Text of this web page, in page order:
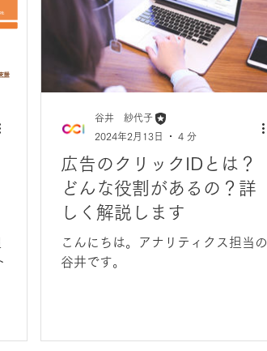
谷井 紗代子
2024年2月13日
4 分
広告のクリックIDとは？
どんな役割があるの？詳
しく解説します
こんにちは。アナリティクス担当の
谷井です。